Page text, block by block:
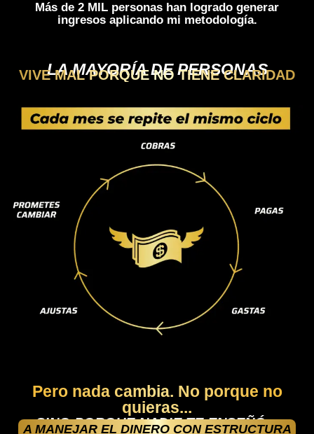
Más de 2 MIL personas han logrado generar
ingresos aplicando mi metodología.
LA MAYORÍA DE PERSONAS
VIVE MAL PORQUE NO TIENE CLARIDAD
Pero nada cambia. No porque no
quieras...
SINO PORQUE NADIE TE ENSEÑÓ...
A MANEJAR EL DINERO CON ESTRUCTURA